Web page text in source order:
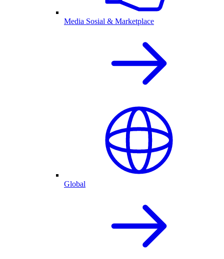
Media Sosial & Marketplace
Global